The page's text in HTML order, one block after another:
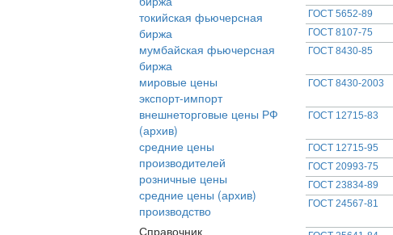
токийская фьючерсная
биржа
мумбайская фьючерсная
биржа
мировые цены
экспорт-импорт
внешнеторговые цены РФ
(архив)
средние цены
производителей
розничные цены
средние цены (архив)
производство
Справочник
ГОСТ 5652-89
ГОСТ 8107-75
ГОСТ 8430-85
ГОСТ 8430-2003
ГОСТ 12715-83
ГОСТ 12715-95
ГОСТ 20993-75
ГОСТ 23834-89
ГОСТ 24567-81